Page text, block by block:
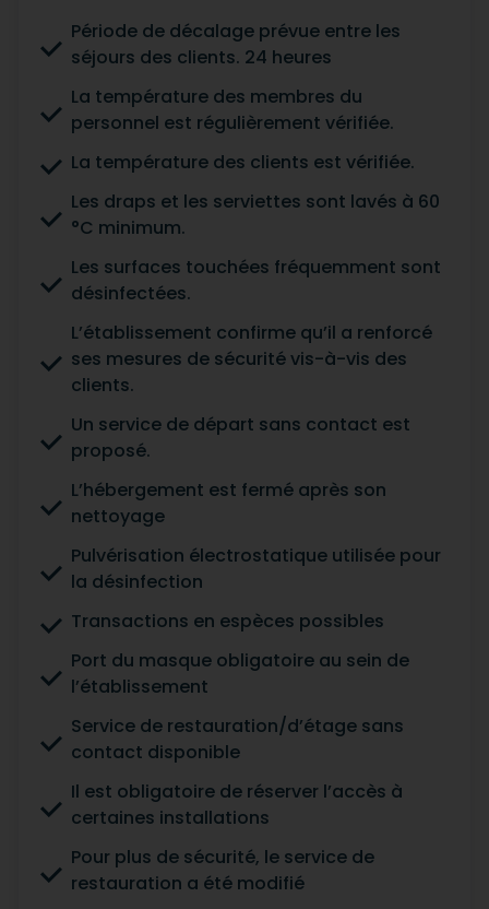
Période de décalage prévue entre les
séjours des clients. 24 heures
La température des membres du
personnel est régulièrement vérifiée.
La température des clients est vérifiée.
Les draps et les serviettes sont lavés à 60
°C minimum.
Les surfaces touchées fréquemment sont
désinfectées.
L’établissement confirme qu’il a renforcé
ses mesures de sécurité vis-à-vis des
clients.
Un service de départ sans contact est
proposé.
L’hébergement est fermé après son
nettoyage
Pulvérisation électrostatique utilisée pour
la désinfection
Transactions en espèces possibles
Port du masque obligatoire au sein de
l’établissement
Service de restauration/d’étage sans
contact disponible
Il est obligatoire de réserver l’accès à
certaines installations
Pour plus de sécurité, le service de
restauration a été modifié